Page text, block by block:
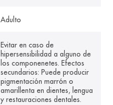
Adulto
Evitar en caso de
hipersensibilidad a alguno de
los componenetes. Efectos
secundarios: Puede producir
pigmentación marrón o
amarillenta en dientes, lengua
y restauraciones dentales.